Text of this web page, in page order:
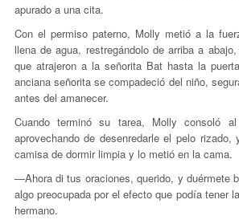
apurado a una cita.
Con el permiso paterno, Molly metió a la
llena de agua, restregándolo de arriba a
que atrajeron a la señorita Bat hasta la
anciana señorita se compadeció del niño,
antes del amanecer.
Cuando terminó su tarea, Molly consoló
aprovechando de desenredarle el pelo
camisa de dormir limpia y lo metió en la cama.
—Ahora di tus oraciones, querido, y duérmete
algo preocupada por el efecto que podía tener
hermano.